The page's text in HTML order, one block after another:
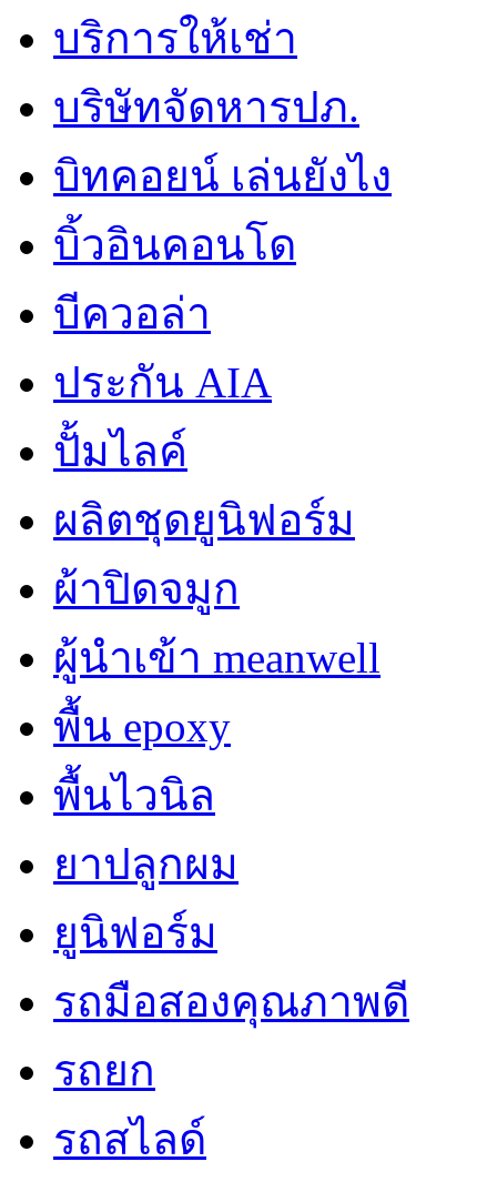
บริการให้เช่า
บริษัทจัดหารปภ.
บิทคอยน์ เล่นยังไง
บิ้วอินคอนโด
บีควอล่า
ประกัน AIA
ปั้มไลค์
ผลิตชุดยูนิฟอร์ม
ผ้าปิดจมูก
ผู้นำเข้า meanwell
พื้น epoxy
พื้นไวนิล
ยาปลูกผม
ยูนิฟอร์ม
รถมือสองคุณภาพดี
รถยก
รถสไลด์